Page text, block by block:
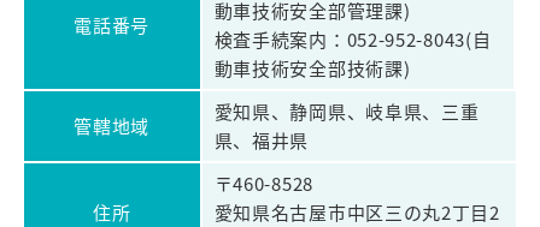
電話番号
動車技術安全部管理課)
検査手続案内：052-952-8043(自
動車技術安全部技術課)
管轄地域
愛知県、静岡県、岐阜県、三重
県、福井県
住所
〒460-8528
愛知県名古屋市中区三の丸2丁目2